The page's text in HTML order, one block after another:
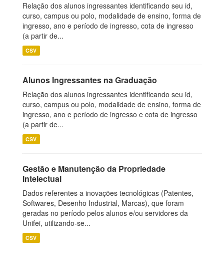
Relação dos alunos ingressantes identificando seu id,
curso, campus ou polo, modalidade de ensino, forma de
ingresso, ano e período de ingresso, cota de ingresso
(a partir de...
CSV
Alunos Ingressantes na Graduação
Relação dos alunos ingressantes identificando seu id,
curso, campus ou polo, modalidade de ensino, forma de
ingresso, ano e período de ingresso e cota de ingresso
(a partir de...
CSV
Gestão e Manutenção da Propriedade
Intelectual
Dados referentes a inovações tecnológicas (Patentes,
Softwares, Desenho Industrial, Marcas), que foram
geradas no período pelos alunos e/ou servidores da
Unifei, utilizando-se...
CSV